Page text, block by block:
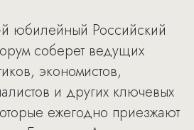
юбилейный Российский
соберет ведущих
экономистов,
и других ключевых
ежегодно приезжают